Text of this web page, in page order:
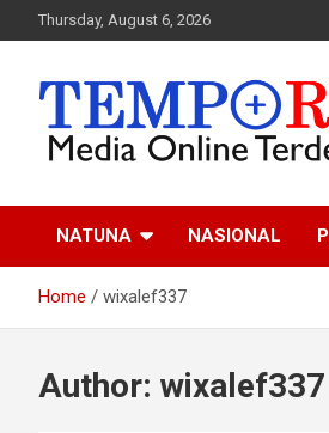
to
Thursday, August 6, 2026
Tempo Riau
NATUNA NASIONAL
Home wixalef337
Author: wixalef337